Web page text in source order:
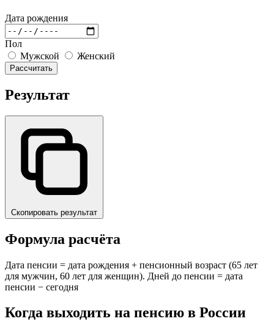
Дата рождения
Пол
Мужской
Женский
Рассчитать
Результат
Скопировать результат
Формула расчёта
Дата пенсии = дата рождения + пенсионный возраст (65 лет
для мужчин, 60 лет для женщин). Дней до пенсии = дата
пенсии − сегодня
Когда выходить на пенсию в России